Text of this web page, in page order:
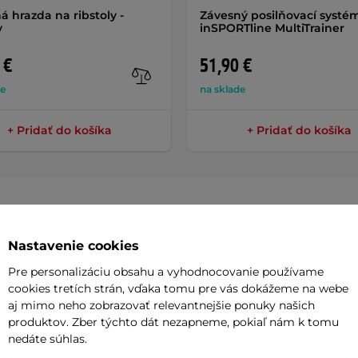
hrazda na ribstoly -
+ Pridať do košíka
Závesný posilňovací
inSPORTline MultiTrainer
51,90 €
na sklade
+ Pridať do košíka
cmsú kvalitné domáce rebriny v
zo svetlého smrekového dreva,
Výška
Nastavenie cookies
Pre personalizáciu obsahu a vyhodnocovanie používame
cookies tretích strán, vďaka tomu pre vás dokážeme na webe
aj mimo neho zobrazovať relevantnejšie ponuky našich
produktov. Zber týchto dát nezapneme, pokiaľ nám k tomu
nedáte súhlas.